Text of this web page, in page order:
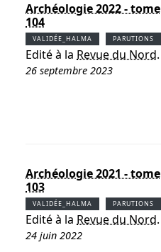
Archéologie 2022 - tome
104
VALIDÉE_HALMA PARUTIONS
Edité à la Revue du Nord.
26 septembre 2023
Archéologie 2021 - tome
103
VALIDÉE_HALMA PARUTIONS
Edité à la Revue du Nord.
24 juin 2022